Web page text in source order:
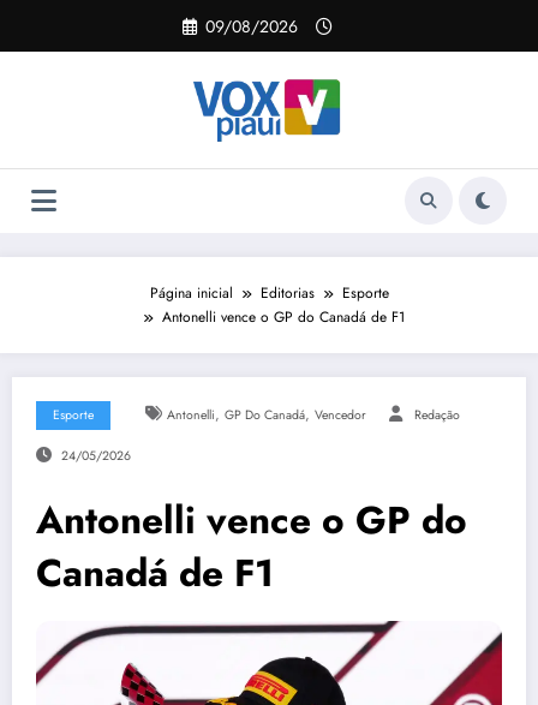
o
09/08/2026
Página inicial Editorias
Esporte
Antonelli vence o GP do Canadá de F1
Esporte Antonelli, GP Do Canadá, Vencedor Redação
24/05/2026
Antonelli vence o GP do
Canadá de F1